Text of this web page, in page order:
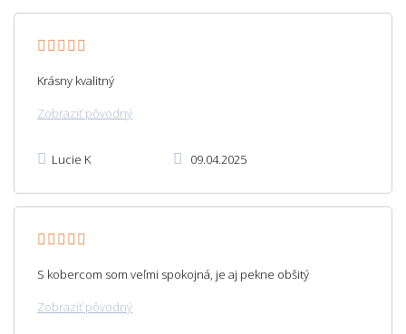
Krásny kvalitný
Zobraziť pôvodný
Lucie K 09.04.2025
S kobercom som veľmi spokojná, je aj pekne obšitý
Zobraziť pôvodný